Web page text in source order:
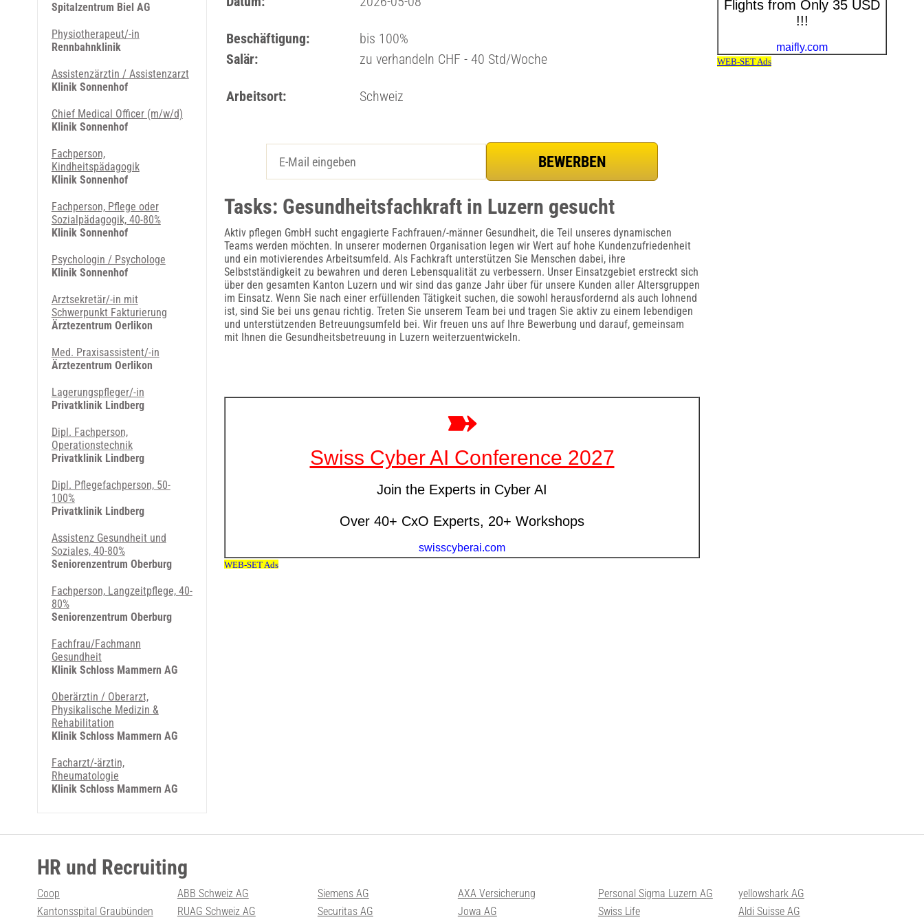
Beschäftigung:
bis 100%
Salär:
zu verhandeln CHF - 40 Std/Woche
Arbeitsort: Schweiz
Tasks: Gesundheitsfachkraft in Luzern gesucht
Aktiv pflegen GmbH sucht engagierte Fachfrauen/-männer Gesundheit, die Teil unseres dynamischen
Teams werden möchten. In unserer modernen Organisation legen wir Wert auf hohe Kundenzufriedenheit
und ein motivierendes Arbeitsumfeld. Als Fachkraft unterstützen Sie Menschen dabei, ihre
Selbstständigkeit zu bewahren und deren Lebensqualität zu verbessern. Unser Einsatzgebiet erstreckt sich
über den gesamten Kanton Luzern und wir sind das ganze Jahr über für unsere Kunden aller Altersgruppen
im Einsatz. Wenn Sie nach einer erfüllenden Tätigkeit suchen, die sowohl herausfordernd als auch lohnend
ist, sind Sie bei uns genau richtig. Treten Sie unserem Team bei und tragen Sie aktiv zu einem lebendigen
und unterstützenden Betreuungsumfeld bei. Wir freuen uns auf Ihre Bewerbung und darauf, gemeinsam
mit Ihnen die Gesundheitsbetreuung in Luzern weiterzuentwickeln.
Spitalzentrum Biel AG
Physiotherapeut/-in
Rennbahnklinik
Assistenzärztin / Assistenzarzt
Klinik Sonnenhof
Chief Medical Officer (m/w/d)
Klinik Sonnenhof
Fachperson,
Kindheitspädagogik
Klinik Sonnenhof
Fachperson, Pflege oder
Sozialpädagogik, 40-80%
Klinik Sonnenhof
Psychologin / Psychologe
Klinik Sonnenhof
Arztsekretär/-in mit
Schwerpunkt Fakturierung
Ärztezentrum Oerlikon
Med. Praxisassistent/-in
Ärztezentrum Oerlikon
Lagerungspfleger/-in
Privatklinik Lindberg
Dipl. Fachperson,
Operationstechnik
Privatklinik Lindberg
Dipl. Pflegefachperson, 50-
100%
Privatklinik Lindberg
Assistenz Gesundheit und
Soziales, 40-80%
Seniorenzentrum Oberburg
Fachperson, Langzeitpflege, 40-
80%
Seniorenzentrum Oberburg
Fachfrau/Fachmann
Gesundheit
Klinik Schloss Mammern AG
Oberärztin / Oberarzt,
Physikalische Medizin &
Rehabilitation
Klinik Schloss Mammern AG
Facharzt/-ärztin,
Rheumatologie
Klinik Schloss Mammern AG
HR und Recruiting
Coop ABB Schweiz AG Siemens AG AXA Versicherung Personal Sigma Luzern AG
yellowshark AG
Kantonsspital Graubünden
RUAG Schweiz AG Securitas AG Jowa AG Swiss Life
Aldi Suisse AG